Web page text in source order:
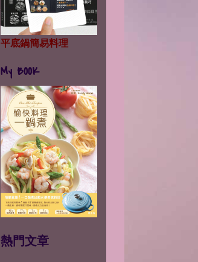
平底鍋簡易料理
My BOOK
熱門文章